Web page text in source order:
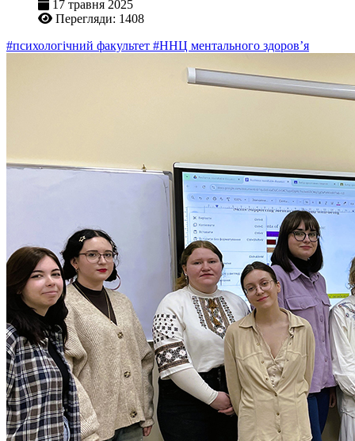
17 травня 2025
Перегляди: 1408
#психологічний факультет #ННЦ ментального здоров’я